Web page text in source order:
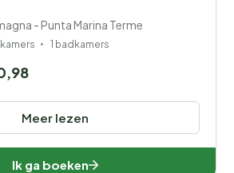
- Punta Marina Terme
1 badkamers
Meer lezen
Ik ga boeken